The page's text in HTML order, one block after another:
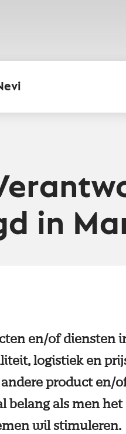
in
en/of diensten
logistiek en
product en/
belang als men het
wil stimuleren.